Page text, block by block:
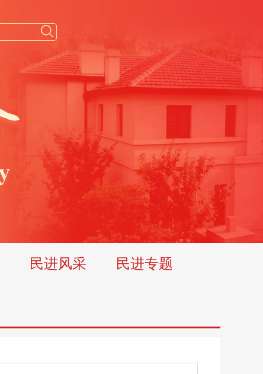
民进风采 民进专题